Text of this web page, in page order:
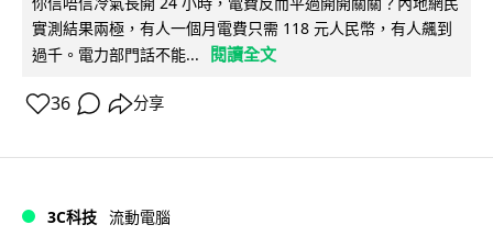
實測結果兩極，有人一個月電費只需 118 元人民幣，有人飆到
過千。電力部門話不能...
閱讀全文
36 分享
3C科技 流動電腦